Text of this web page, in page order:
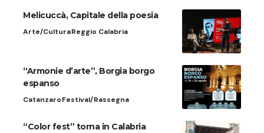
Melicuccà, Capitale della poesia
Arte/CulturaReggio Calabria
“Armonie d’arte”, Borgia borgo
espanso
CatanzaroFestival/Rassegna
“Color fest” torna in Calabria